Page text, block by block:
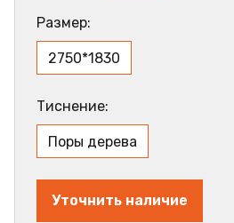
Размер:
2750*1830
Тиснение:
Поры дерева
Уточнить наличие